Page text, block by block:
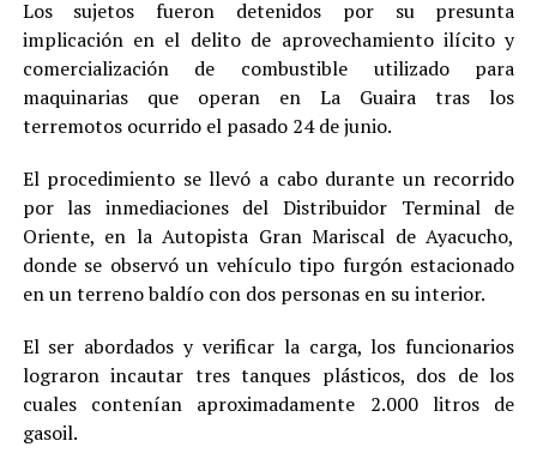
Los sujetos fueron detenidos por su presunta
implicación en el delito de aprovechamiento ilícito y
comercialización de combustible utilizado para
maquinarias que operan en La Guaira tras los
terremotos ocurrido el pasado 24 de junio.
El procedimiento se llevó a cabo durante un recorrido
por las inmediaciones del Distribuidor Terminal de
Oriente, en la Autopista Gran Mariscal de Ayacucho,
donde se observó un vehículo tipo furgón estacionado
en un terreno baldío con dos personas en su interior.
El ser abordados y verificar la carga, los funcionarios
lograron incautar tres tanques plásticos, dos de los
cuales contenían aproximadamente 2.000 litros de
gasoil.